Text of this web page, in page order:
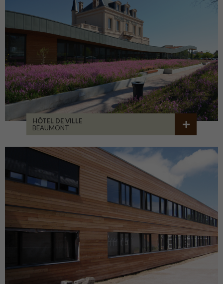
HÔTEL DE VILLE
BEAUMONT